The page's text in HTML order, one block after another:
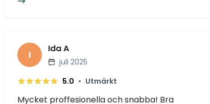
I Ida A
juli 2025
5.0 • Utmärkt
Mycket proffesionella och snabba! Bra